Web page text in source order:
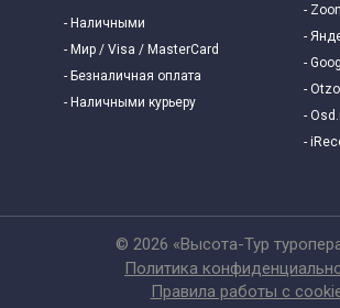
Вечерние экскурсии по Москве
Экскурсии по Москве от
Экскурсии от Павелецкого вокзала
- Наличными
- Мир / Visa / MasterCard
- Безналичная оплата
- Наличными курьеру
- Zoon
-
-
-
-
-
© 2026 «Высота-Тур
Политика
Правила работы с